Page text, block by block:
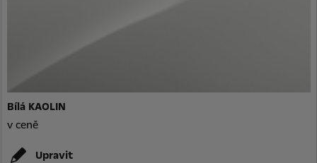
Bílá KAOLIN
v ceně
Upravit